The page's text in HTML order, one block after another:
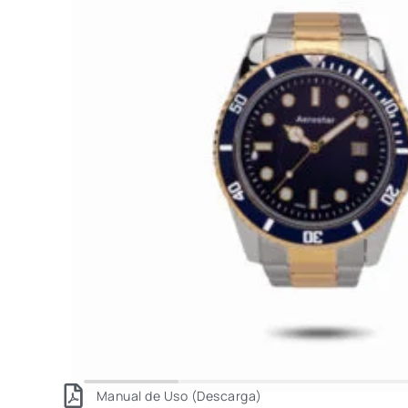
Manual de Uso (Descarga)